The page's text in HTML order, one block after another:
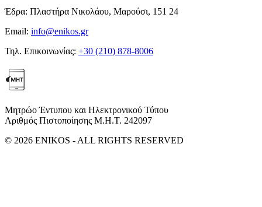
Έδρα: Πλαστήρα Νικολάου, Μαρούσι, 151 24
Email: info@enikos.gr
Τηλ. Επικοινωνίας: +30 (210) 878-8006
Μητρώο Έντυπου και Ηλεκτρονικού Τύπου
Αριθμός Πιστοποίησης Μ.Η.Τ. 242097
© 2026 ENIKOS - ALL RIGHTS RESERVED